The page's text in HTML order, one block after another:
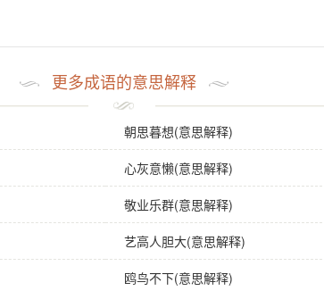
更多成语的意思解释
朝思暮想(意思解释)
心灰意懒(意思解释)
敬业乐群(意思解释)
艺高人胆大(意思解释)
鸥鸟不下(意思解释)